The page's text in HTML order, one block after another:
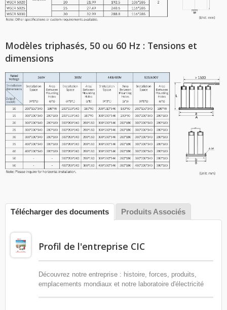
Modèles triphasés, 50 ou 60 Hz : Tensions et
dimensions
Télécharger des documents Produits Associés
Profil de l'entreprise CIC
Découvrez notre entreprise : histoire, forces, produits,
emplacements mondiaux et notre laboratoire d'électricité